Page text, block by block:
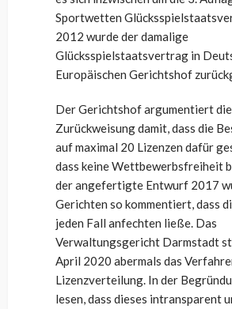
Sportwetten
2012 wurde der damalige
Glücksspielstaatsvertrag in
Europäischen Gerichtshof
Der Gerichtshof argumentiert die
Zurückweisung damit, dass die
auf maximal 20 Lizenzen dafür
dass keine Wettbewerbsfreiheit
der angefertigte Entwurf 2017
Gerichten so kommentiert, dass
jeden Fall anfechten ließe. Das
Verwaltungsgericht Darmstadt
April 2020 abermals das
Lizenzverteilung. In der
lesen, dass dieses intransparent